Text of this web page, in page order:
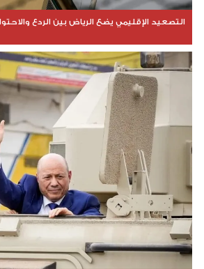
التصعيد الإقليمي يضع الرياض بين الردع